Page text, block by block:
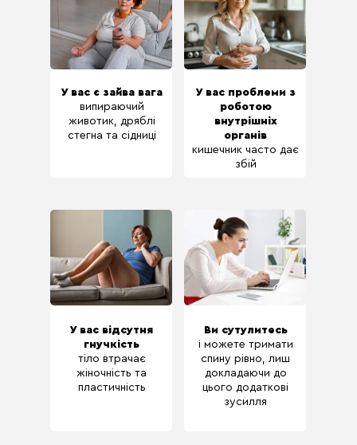
У вас є зайва вага
випираючий
животик, дряблі
стегна та сідниці
Ви сутулитесь
і можете тримати
спину рівно, лиш
докладаючи до
цього додаткові
зусилля
У вас проблеми з
роботою
внутрішніх
органів
кишечник часто дає
збій
У вас відсутня
гнучкість
тіло втрачає
жіночність та
пластичність